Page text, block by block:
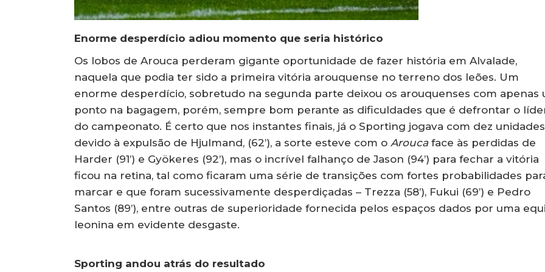
Enorme desperdício adiou momento que seria histórico
Os lobos de Arouca perderam gigante oportunidade de fazer história em Alvalade,
naquela que podia ter sido a primeira vitória arouquense no terreno dos leões. Um
enorme desperdício, sobretudo na segunda parte deixou os arouquenses com apenas
ponto na bagagem, porém, sempre bom perante as dificuldades que é defrontar o
do campeonato. É certo que nos instantes finais, já o Sporting jogava com dez unidades
devido à expulsão de Hjulmand, (62’), a sorte esteve com o Aroucaface às perdidas de
Harder (91’) e Gyökeres (92’), mas o incrível falhanço de Jason (94’) para fechar a vitória
ficou na retina, tal como ficaram uma série de transições com fortes probabilidades
marcar e que foram sucessivamente desperdiçadas – Trezza (58’), Fukui (69’) e Pedro
Santos (89’), entre outras de superioridade fornecida pelos espaços dados por uma
leonina em evidente desgaste.
Sporting andou atrás do resultado